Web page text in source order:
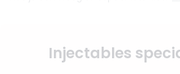
Injectables